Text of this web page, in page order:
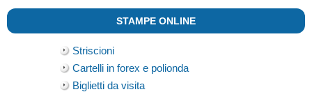
STAMPE ONLINE
Striscioni
Cartelli in forex e polionda
Biglietti da visita